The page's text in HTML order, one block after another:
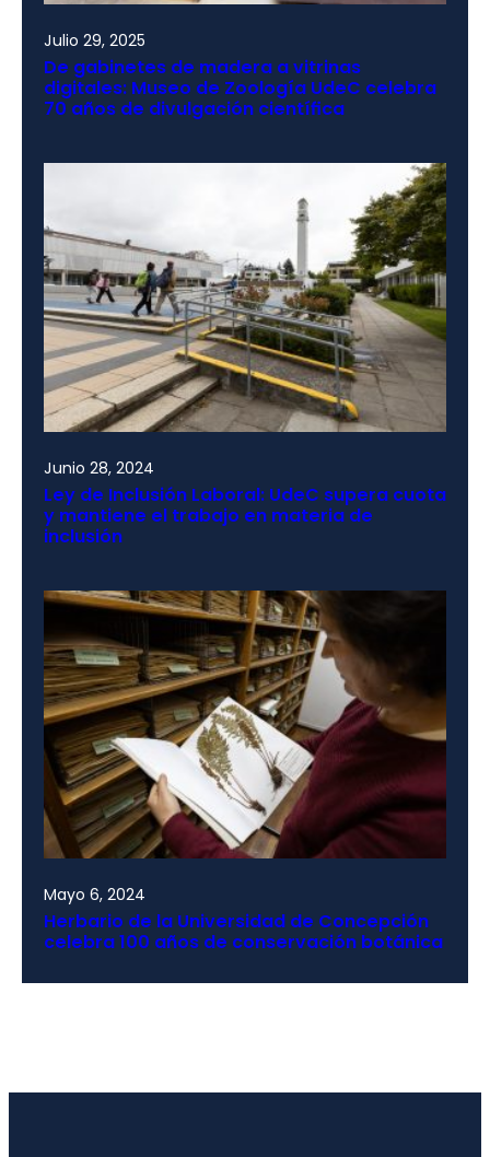
Julio 29, 2025
De gabinetes de madera a vitrinas
digitales: Museo de Zoología UdeC celebra
70 años de divulgación científica
Junio 28, 2024
Ley de Inclusión Laboral: UdeC supera cuota
y mantiene el trabajo en materia de
inclusión
Mayo 6, 2024
Herbario de la Universidad de Concepción
celebra 100 años de conservación botánica